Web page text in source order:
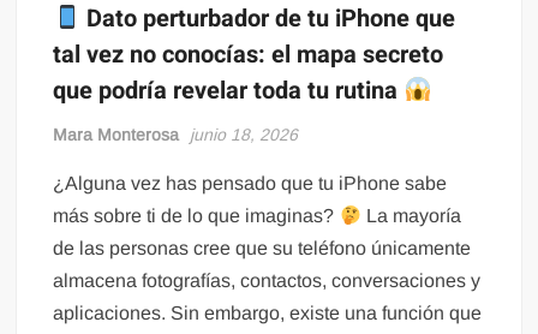
Dato perturbador de tu iPhone que
tal vez no conocías: el mapa secreto
que podría revelar toda tu rutina
Mara Monterosa junio 18, 2026
¿Alguna vez has pensado que tu iPhone sabe
más sobre ti de lo que imaginas?
La mayoría
de las personas cree que su teléfono únicamente
almacena fotografías, contactos, conversaciones y
aplicaciones. Sin embargo, existe una función que